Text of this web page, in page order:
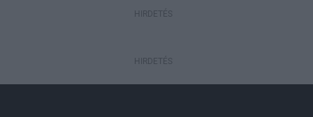
HIRDETÉS
HIRDETÉS